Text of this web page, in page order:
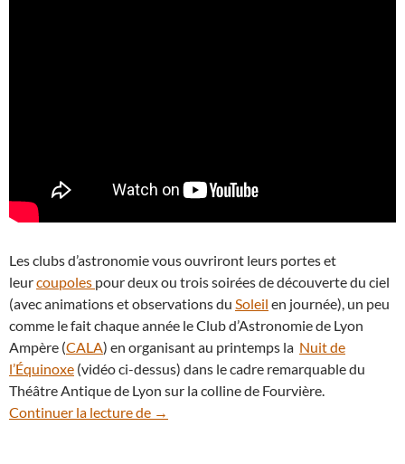
Les clubs d’astronomie vous ouvriront leurs portes et
leurcoupoles pour deux ou trois soirées de découverte du ciel
(avec animations et observations du Soleil en journée), un peu
comme le fait chaque année le Club d’Astronomie de Lyon
Ampère (CALA) en organisant au printemps la Nuit de
l’Équinoxe (vidéo ci-dessus) dans le cadre remarquable du
Théâtre Antique de Lyon sur la colline de Fourvière.
Continuer la lecture de Que voir dans le ciel nocturne au mois
→